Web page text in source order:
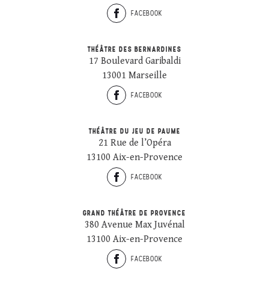
FACEBOOK
THÉÂTRE DES BERNARDINES
17 Boulevard Garibaldi
13001 Marseille
FACEBOOK
THÉÂTRE DU JEU DE PAUME
21 Rue de l’Opéra
13100 Aix-en-Provence
FACEBOOK
GRAND THÉÂTRE DE PROVENCE
380 Avenue Max Juvénal
13100 Aix-en-Provence
FACEBOOK